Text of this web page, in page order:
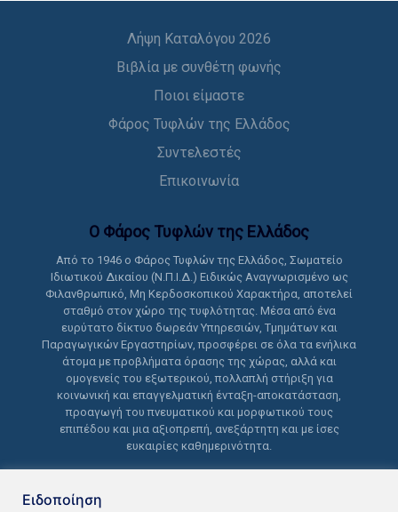
Λήψη Καταλόγου 2026
Βιβλία με συνθέτη φωνής
Ποιοι είμαστε
Φάρος Τυφλών της Ελλάδος
Συντελεστές
Επικοινωνία
Ο Φάρος Τυφλών της Ελλάδoς
Από το 1946 ο Φάρος Τυφλών της Ελλάδος, Σωματείο
Ιδιωτικού Δικαίου (Ν.Π.Ι.Δ.) Ειδικώς Αναγνωρισμένο ως
Φιλανθρωπικό, Μη Κερδοσκοπικού Χαρακτήρα, αποτελεί
σταθμό στον χώρο της τυφλότητας. Μέσα από ένα
ευρύτατο δίκτυο δωρεάν Υπηρεσιών, Τμημάτων και
Παραγωγικών Εργαστηρίων, προσφέρει σε όλα τα ενήλικα
άτομα με προβλήματα όρασης της χώρας, αλλά και
ομογενείς του εξωτερικού, πολλαπλή στήριξη για
κοινωνική και επαγγελματική ένταξη-αποκατάσταση,
προαγωγή του πνευματικού και μορφωτικού τους
επιπέδου και μια αξιοπρεπή, ανεξάρτητη και με ίσες
ευκαιρίες καθημερινότητα.
Ειδοποίηση